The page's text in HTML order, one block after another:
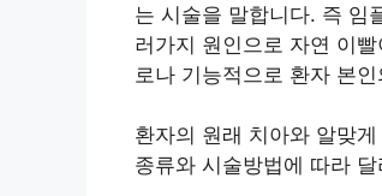
는 시술을 말합니다. 즉 임
러가지 원인으로 자연 이
로나 기능적으로 환자 본
환자의 원래 치아와 알맞
종류와 시술방법에 따라